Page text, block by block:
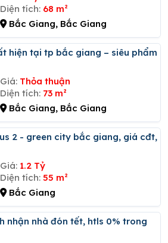
Diện tích: 68 m²
Bắc Giang, Bắc Giang
Giá: Thỏa thuận
Diện tích: 73 m²
Bắc Giang, Bắc Giang
Giá: 1.2 Tỷ
Diện tích: 55 m²
Bắc Giang